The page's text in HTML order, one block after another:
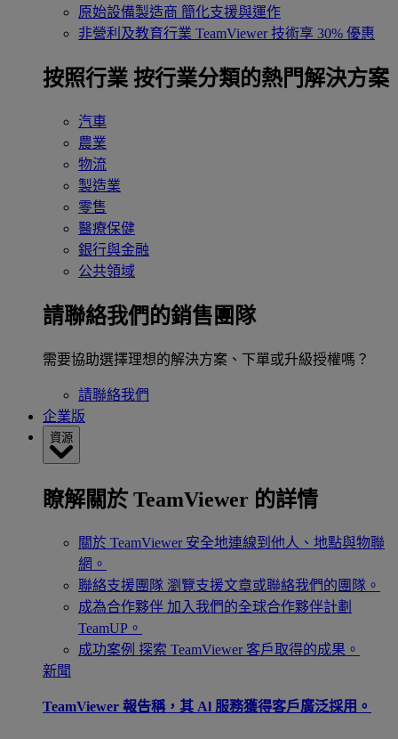
原始設備製造商 簡化支援與運作
非營利及教育行業 TeamViewer 技術享 30% 優惠
按照行業 按行業分類的熱門解決方案
汽車
農業
物流
製造業
零售
醫療保健
銀行與金融
公共領域
請聯絡我們的銷售團隊
需要協助選擇理想的解決方案、下單或升級授權嗎？
請聯絡我們
企業版
資源
瞭解關於 TeamViewer 的詳情
關於 TeamViewer 安全地連線到他人、地點與物聯
網。
聯絡支援團隊 瀏覽支援文章或聯絡我們的團隊。
成為合作夥伴 加入我們的全球合作夥伴計劃
TeamUP。
成功案例 探索 TeamViewer 客戶取得的成果。
新聞
TeamViewer 報告稱，其 Al 服務獲得客戶廣泛採用。